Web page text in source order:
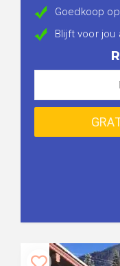
Goedkoop
Blijft voor jou